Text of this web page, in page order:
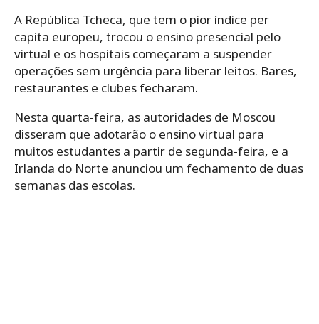
A República Tcheca, que tem o pior índice per
capita europeu, trocou o ensino presencial pelo
virtual e os hospitais começaram a suspender
operações sem urgência para liberar leitos. Bares,
restaurantes e clubes fecharam.
Nesta quarta-feira, as autoridades de Moscou
disseram que adotarão o ensino virtual para
muitos estudantes a partir de segunda-feira, e a
Irlanda do Norte anunciou um fechamento de duas
semanas das escolas.